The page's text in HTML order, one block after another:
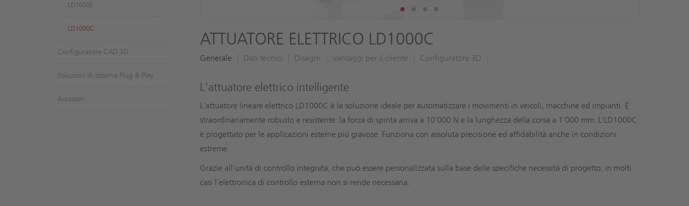
LD1000E
LD1000C
Configuratore CAD 3D
Soluzioni di sistema Plug & Play
Accessori
ATTUATORE ELETTRICO LD1000C
Generale Dati tecnici Disegni Vantaggi per il cliente Configuratore 3D
L'attuatore elettrico intelligente
L'attuatore lineare elettrico LD1000C è la soluzione ideale per automatizzare i movimenti in veicoli, macchine ed impianti. È
straordinariamente robusto e resistente: la forza di spinta arriva a 10'000 N e la lunghezza della corsa a 1'000 mm. L'LD1000C
è progettato per le applicazioni esterne più gravose. Funziona con assoluta precisione ed affidabilità anche in condizioni
estreme.
Grazie all'unità di controllo integrata, che può essere personalizzata sulla base delle specifiche necessità di progetto, in molti
casi l'elettronica di controllo esterna non si rende necessaria.